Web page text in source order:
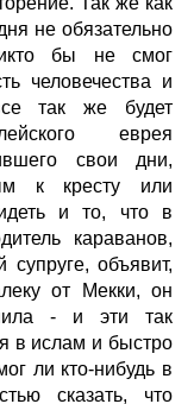
не обязательно
бы не смог
человечества и
так же будет
еврея
свои дни,
к кресту или
и то, что в
караванов,
супруге, объявит,
от Мекки, он
- и эти так
в ислам и быстро
ли кто-нибудь в
сказать, что